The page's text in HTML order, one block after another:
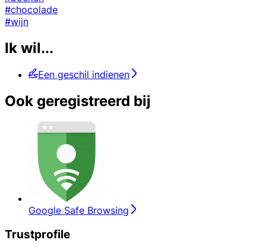
#chocolade
#wijn
Ik wil...
Een geschil indienen
Ook geregistreerd bij
Google Safe Browsing
Trustprofile